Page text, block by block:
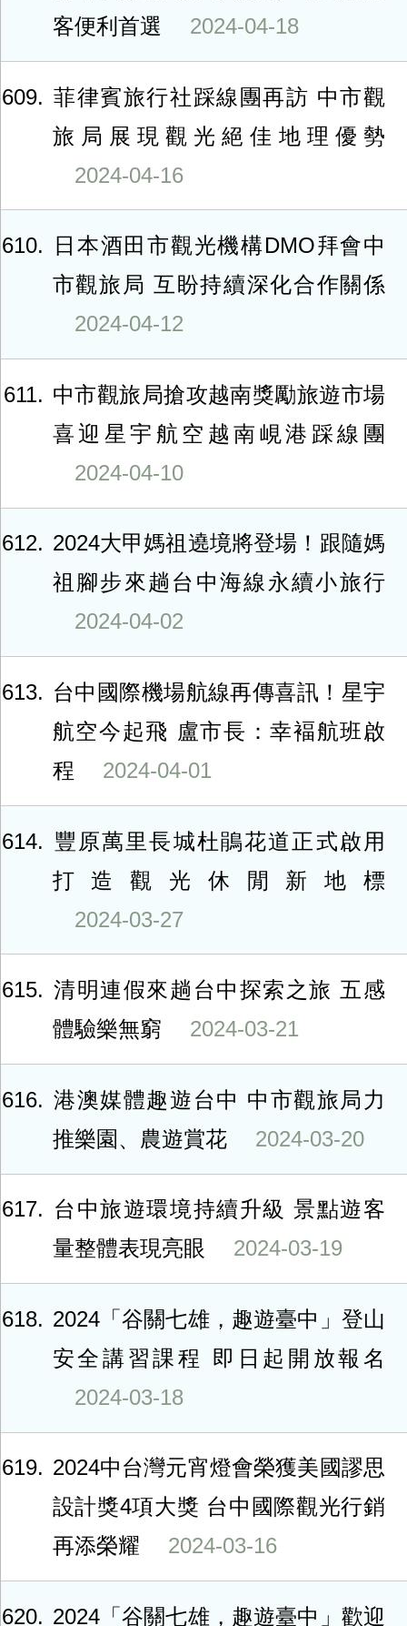
客便利首選
2024-04-18
609
菲律賓旅行社踩線團再訪 中市觀
旅局展現觀光絕佳地理優勢
2024-04-16
610
日本酒田市觀光機構DMO拜會中
市觀旅局 互盼持續深化合作關係
2024-04-12
611
中市觀旅局搶攻越南獎勵旅遊市場
喜迎星宇航空越南峴港踩線團
2024-04-10
612
2024大甲媽祖遶境將登場！跟隨媽
祖腳步來趟台中海線永續小旅行
2024-04-02
613
台中國際機場航線再傳喜訊！星宇
航空今起飛 盧市長：幸褔航班啟
程
2024-04-01
614
豐原萬里長城杜鵑花道正式啟用
打造觀光休閒新地標
2024-03-27
615
清明連假來趟台中探索之旅 五感
體驗樂無窮
2024-03-21
616
港澳媒體趣遊台中 中市觀旅局力
推樂園、農遊賞花
2024-03-20
617
台中旅遊環境持續升級 景點遊客
量整體表現亮眼
2024-03-19
618
2024「谷關七雄，趣遊臺中」登山
安全講習課程 即日起開放報名
2024-03-18
619
2024中台灣元宵燈會榮獲美國謬思
設計獎4項大獎 台中國際觀光行銷
再添榮耀
2024-03-16
620 2024「谷關七雄，趣遊臺中」歡迎